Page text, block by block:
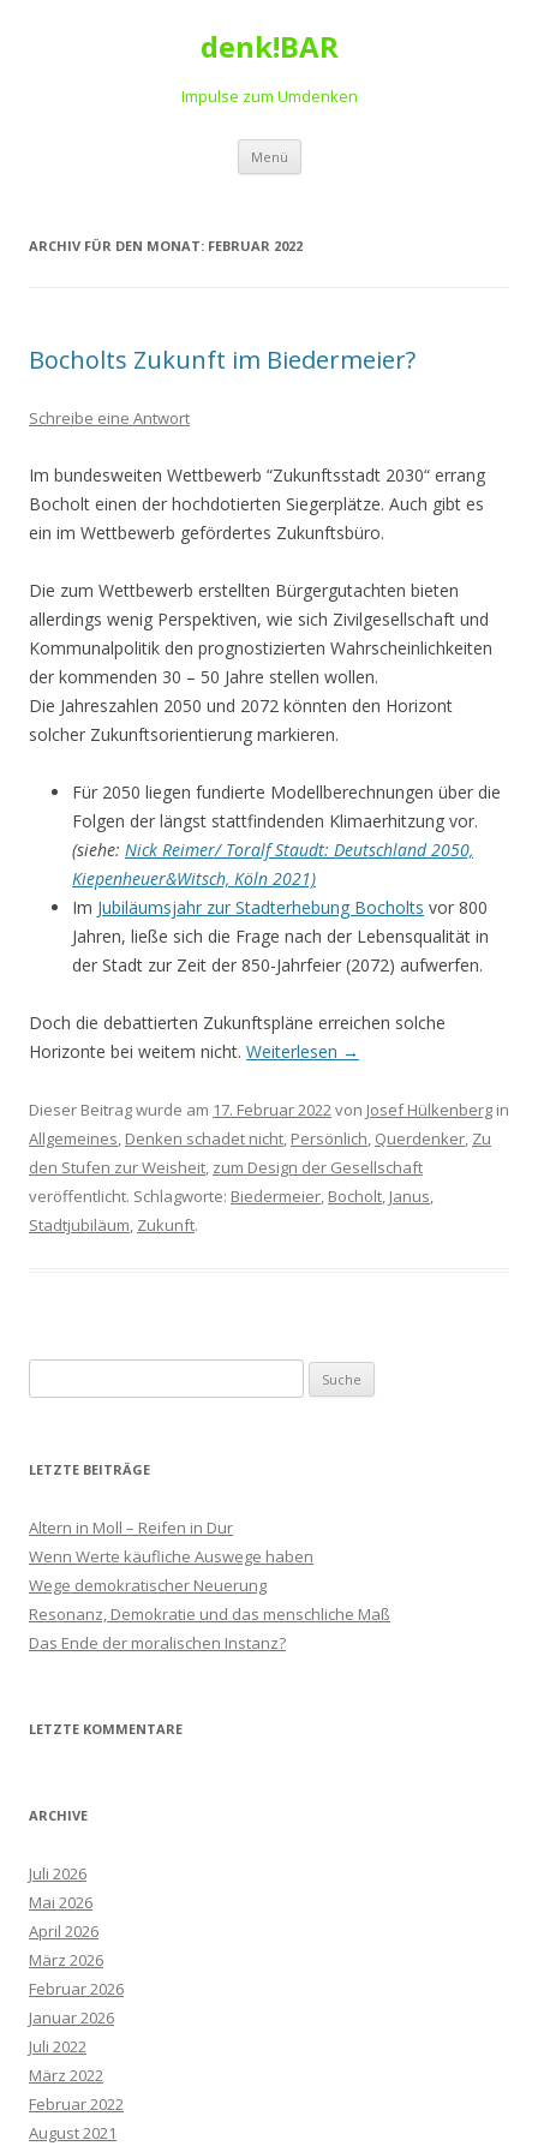
denk!BAR
Impulse zum Umdenken
Menü Springe
Inhalt
ARCHIV FÜR DEN MONAT: FEBRUAR 2022
Bocholts Zukunft im Biedermeier?
Schreibe eine Antwort
Im bundesweiten Wettbewerb “Zukunftsstadt 2030“ errang
Bocholt einen der hochdotierten Siegerplätze. Auch gibt es
ein im Wettbewerb gefördertes Zukunftsbüro.
Die zum Wettbewerb erstellten Bürgergutachten bieten
allerdings wenig Perspektiven, wie sich Zivilgesellschaft und
Kommunalpolitik den prognostizierten Wahrscheinlichkeiten
der kommenden 30 – 50 Jahre stellen wollen.
Die Jahreszahlen 2050 und 2072 könnten den Horizont
solcher Zukunftsorientierung markieren.
Für 2050 liegen fundierte Modellberechnungen über die
Folgen der längst stattfindenden Klimaerhitzung vor.
(siehe: Nick Reimer/ Toralf Staudt: Deutschland 2050,
Kiepenheuer&Witsch, Köln 2021)
Im Jubiläumsjahr zur Stadterhebung Bocholts vor 800
Jahren, ließe sich die Frage nach der Lebensqualität in
der Stadt zur Zeit der 850-Jahrfeier (2072) aufwerfen.
Doch die debattierten Zukunftspläne erreichen solche
Horizonte bei weitem nicht. Weiterlesen →
Dieser Beitrag wurde am 17. Februar 2022von Josef Hülkenberg in
Allgemeines, Denken schadet nicht, Persönlich, Querdenker, Zu
den Stufen zur Weisheit, zum Design der Gesellschaft
veröffentlicht. Schlagworte: Biedermeier, Bocholt, Janus,
Stadtjubiläum, Zukunft.
u
h
n
a
c
h
:
LETZTE BEITRÄGE
Altern in Moll – Reifen in Dur
Wenn Werte käufliche Auswege haben
Wege demokratischer Neuerung
Resonanz, Demokratie und das menschliche Maß
Das Ende der moralischen Instanz?
LETZTE KOMMENTARE
ARCHIVE
Juli 2026
Mai 2026
April 2026
März 2026
Februar 2026
Januar 2026
Juli 2022
März 2022
Februar 2022
August 2021